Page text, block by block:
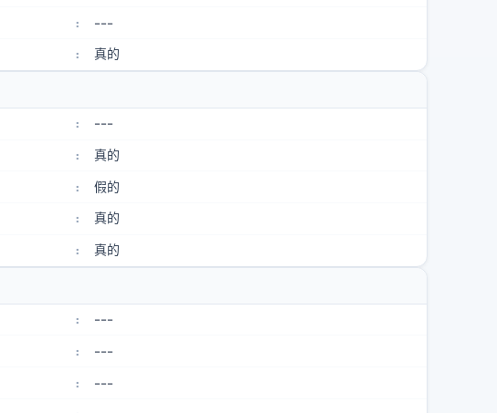
: ---
: 真的
: ---
: 真的
: 假的
: 真的
: 真的
: ---
: ---
: ---